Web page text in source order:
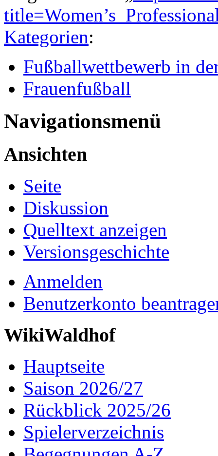
Kategorien:
Fußballwettbewerb in
Frauenfußball
Navigationsmenü
Ansichten
Seite
Diskussion
Quelltext anzeigen
Versionsgeschichte
Anmelden
Benutzerkonto
WikiWaldhof
Hauptseite
Saison 2026/27
Rückblick 2025/26
Spielerverzeichnis